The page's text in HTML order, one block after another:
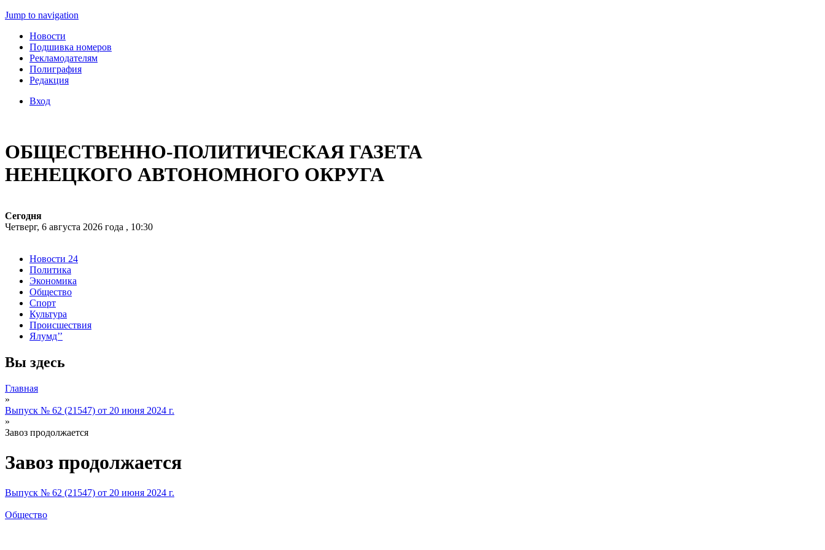
Jump to navigation
Новости
Подшивка номеров
Рекламодателям
Полиграфия
Редакция
Вход
ОБЩЕСТВЕННО-ПОЛИТИЧЕСКАЯ ГАЗЕТА
НЕНЕЦКОГО АВТОНОМНОГО ОКРУГА
Сегодня
Четверг, 6 августа 2026 года , 10:30
Новости 24
Политика
Экономика
Общество
Спорт
Культура
Происшествия
Ялумд’’
Вы здесь
Главная
»
Выпуск № 62 (21547) от 20 июня 2024 г.
»
Завоз продолжается
Завоз продолжается
Выпуск № 62 (21547) от 20 июня 2024 г.
Общество